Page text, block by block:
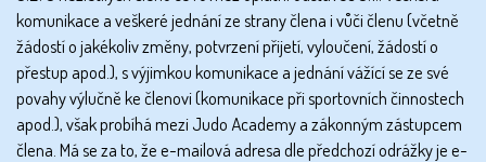
komunikace a veškeré jednání ze strany člena i vůči členu (včetně
žádostí o jakékoliv změny, potvrzení přijetí, vyloučení, žádostí o
přestup apod.), s výjimkou komunikace a jednání vážící se ze své
povahy výlučně ke členovi (komunikace při sportovních činnostech
apod.), však probíhá mezi Judo Academy a zákonným zástupcem
člena. Má se za to, že e-mailová adresa dle předchozí odrážky je e-